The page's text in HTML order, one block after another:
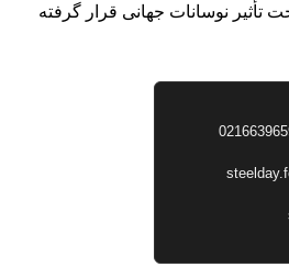
تأثیر نوسانات جهانی قرار گرفته